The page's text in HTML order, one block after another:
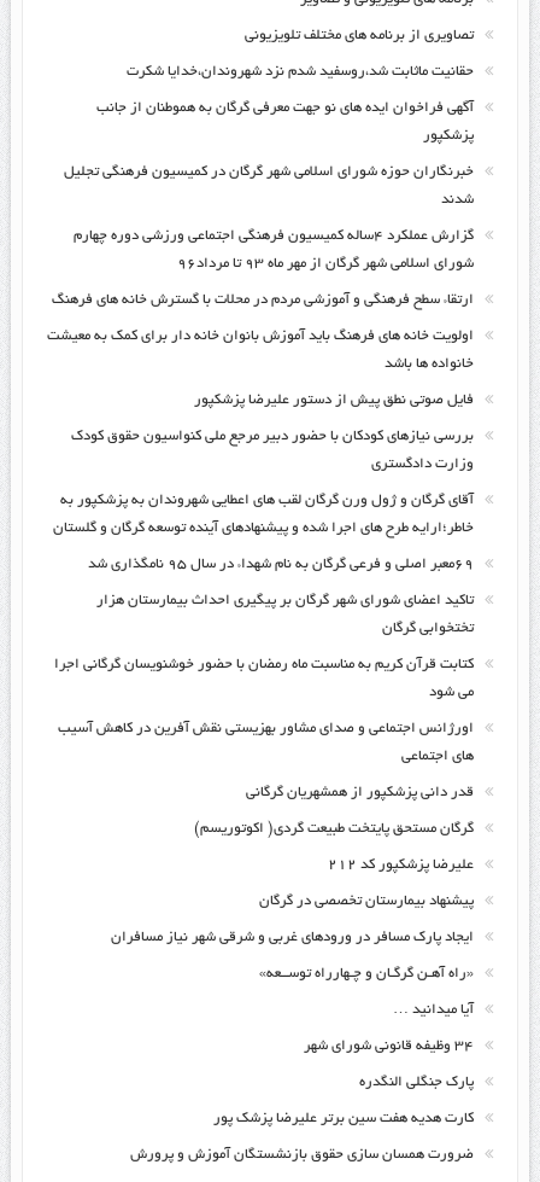
تصاویری از برنامه های مختلف تلویزیونی
حقانیت ماثابت شد،روسفید شدم نزد شهروندان،خدایا شکرت
آگهی فراخوان ایده های نو جهت معرفی گرگان به هموطنان از جانب
پزشکپور
خبرنگاران حوزه شورای اسلامی شهر گرگان در کمیسیون فرهنگی تجلیل
شدند
گزارش عملکرد ۴ساله کمیسیون فرهنگی اجتماعی ورزشی دوره چهارم
شورای اسلامی شهر گرگان از مهر ماه ۹۳ تا مرداد۹۶
ارتقاء سطح فرهنگی و آموزشی مردم در محلات با گسترش خانه های فرهنگ
اولویت خانه های فرهنگ باید آموزش بانوان خانه دار برای کمک به معیشت
خانواده ها باشد
فایل صوتی نطق پیش از دستور علیرضا پزشکپور
بررسی نیازهای کودکان با حضور دبیر مرجع ملی کنواسیون حقوق کودک
وزارت دادگستری
آقای گرگان و ژول ورن گرگان لقب های اعطایی شهروندان به پزشکپور به
خاطر؛ارایه طرح های اجرا شده و پیشنهادهای آینده توسعه گرگان و گلستان
۶۹معبر اصلی و فرعی گرگان به نام شهداء در سال ۹۵ نامگذاری شد
تاکید اعضای شورای شهر گرگان بر پیگیری احداث بیمارستان هزار
تختخوابی گرگان
کتابت قرآن کریم به مناسبت ماه رمضان با حضور خوشنویسان گرگانی اجرا
می شود
اورژانس اجتماعی و صدای مشاور بهزیستی نقش آفرین در کاهش آسیب
های اجتماعی
قدر دانی پزشکپور از همشهریان گرگانی
گرگان مستحق پایتخت طبیعت گردی( اکوتوریسم)
علیرضا پزشکپور کد ۲۱۲
پیشنهاد بیمارستان تخصصی در گرگان
ایجاد پارک مسافر در ورودهای غربی و شرقی شهر نیاز مسافران
«راه آهـن گرگـان و چـهارراه توســعه»
آیا میدانید …
۳۴ وظیفه قانونی شورای شهر
پارک جنگلی النگدره
کارت هدیه هفت سین برتر علیرضا پزشک پور
ضرورت همسان سازی حقوق بازنشستگان آموزش و پرورش